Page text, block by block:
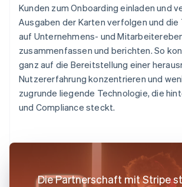
Kunden zum Onboarding einladen und
Ausgaben der Karten verfolgen und die
auf Unternehmens- und
zusammenfassen und berichten. So
ganz auf die Bereitstellung einer
Nutzererfahrung konzentrieren und
zugrunde liegende Technologie, die
und Compliance steckt.
Die Partnerschaft mit Stripe